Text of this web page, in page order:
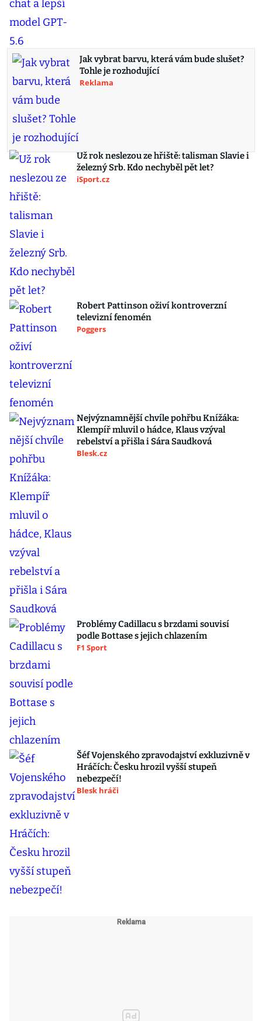
Jak vybrat barvu, která vám bude slušet?
Tohle je rozhodující
Reklama
Už rok neslezou ze hřiště: talisman Slavie i
železný Srb. Kdo nechyběl pět let?
iSport.cz
Robert Pattinson oživí kontroverzní
televizní fenomén
Poggers
Nejvýznamnější chvíle pohřbu Knížáka:
Klempíř mluvil o hádce, Klaus vzýval
rebelství a přišla i Sára Saudková
Blesk.cz
Problémy Cadillacu s brzdami souvisí
podle Bottase s jejich chlazením
F1 Sport
Šéf Vojenského zpravodajství exkluzivně v
Hráčích: Česku hrozil vyšší stupeň
nebezpečí!
Blesk hráči